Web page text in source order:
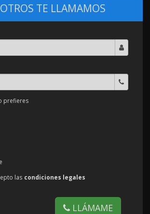
TE LLAMAMOS
prefieres
las condiciones legales
LLÁMAME